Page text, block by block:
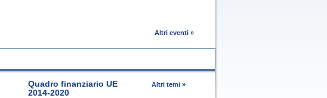
Altri eventi »
Quadro finanziario UE
2014-2020
Altri temi »